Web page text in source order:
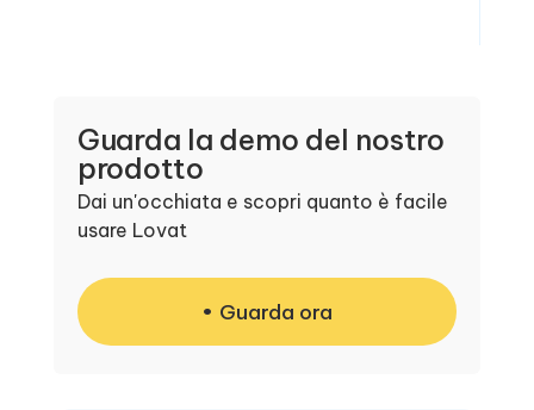
Guarda la demo del nostro
prodotto
Dai un'occhiata e scopri quanto è facile
usare Lovat
Guarda ora